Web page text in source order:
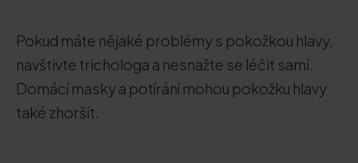
Pokud máte nějaké problémy s pokožkou hlavy,
navštivte trichologa a nesnažte se léčit sami.
Domácí masky a potírání mohou pokožku hlavy
také zhoršit.